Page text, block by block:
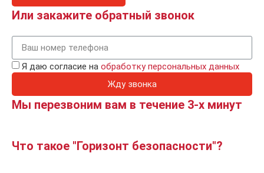
Или закажите обратный звонок
Я даю согласие на обработку персональных данных
Жду звонка
Мы перезвоним вам в течение 3-х минут
Что такое "Горизонт безопасности"?